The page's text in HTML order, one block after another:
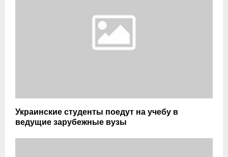
Украинские студенты поедут на учебу в
ведущие зарубежные вузы